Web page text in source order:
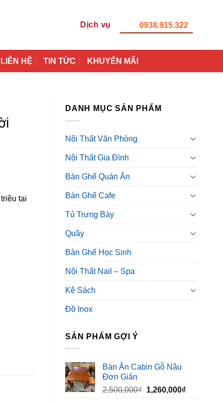
Dịch vụ 0938.915.322
LIÊN HỆ TIN TỨC KHUYẾN MÃI
DANH MỤC SẢN PHẨM
Nội Thất Văn Phòng
Nội Thất Gia Đình
Bàn Ghế Quán Ăn
Bàn Ghế Cafe
Tủ Trưng Bày
Quầy
Bàn Ghế Học Sinh
Nội Thất Nail – Spa
Kệ Sách
Đồ Inox
SẢN PHẨM GỢI Ý
Bàn Ăn Cabin Gỗ Nâu
Đơn Giản
2,500,000₫ Giá
1,260,000₫Giá
tại